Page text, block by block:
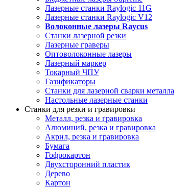
Лазерные станки Raylogic 11G
Лазерные станки Raylogic V12
Волоконные лазеры Raycus
Станки лазерной резки
Лазерные граверы
Оптоволоконные лазеры
Лазерный маркер
Токарный ЧПУ
Газификаторы
Cтанки для лазерной сварки металла
Настольные лазерные станки
Станки для резки и гравировки
Металл, резка и гравировка
Алюминий, резка и гравировка
Акрил, резка и гравировка
Бумага
Гофрокартон
Двухсторонний пластик
Дерево
Картон